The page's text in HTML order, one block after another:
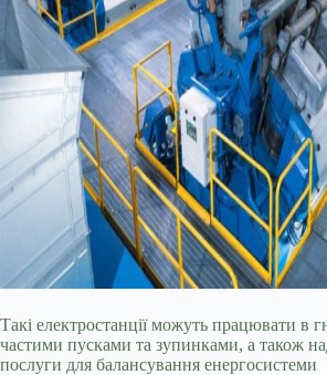
Такі електростанції можуть працювати в
частими пусками та зупинками, а також
послуги для балансування енергосистеми